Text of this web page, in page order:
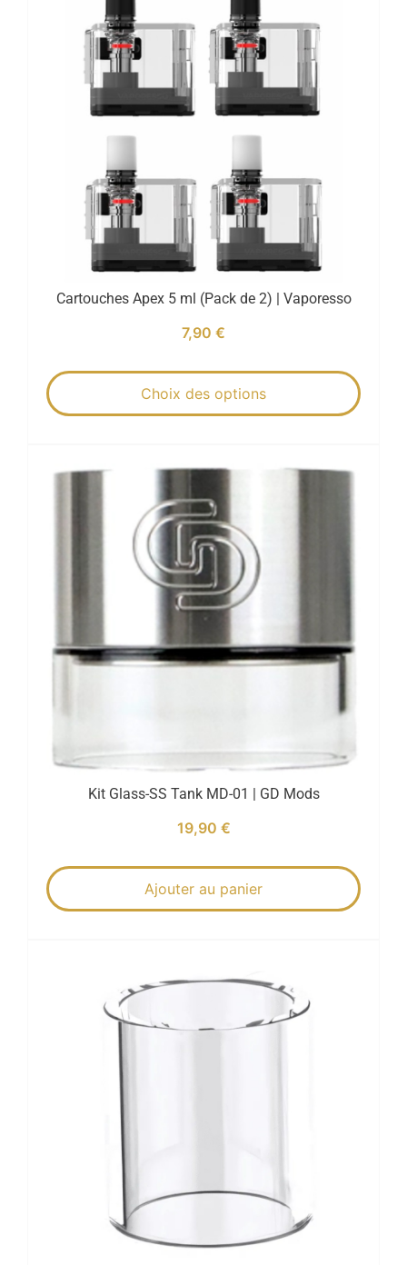
Cartouches Apex 5 ml (Pack de 2) | Vaporesso
7,90 €
Choix des options
Kit Glass-SS Tank MD-01 | GD Mods
19,90 €
Ajouter au panier